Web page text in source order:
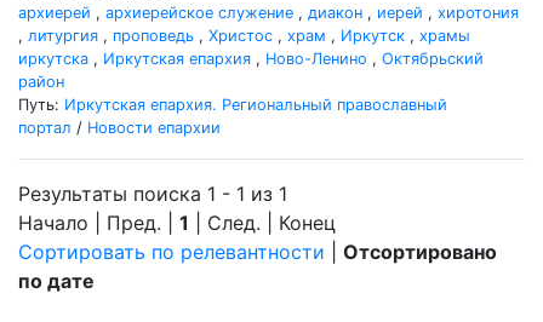
архиерей , архиерейское служение , диакон , иерей , хиротония
, литургия , проповедь , Христос , храм , Иркутск , храмы
иркутска , Иркутская епархия , Ново-Ленино , Октябрьский
район
Путь: Иркутская епархия. Региональный православный
портал / Новости епархии
Результаты поиска 1 - 1 из 1
Начало | Пред. | 1 | След. | Конец
Сортировать по релевантности
Отсортировано
по дате